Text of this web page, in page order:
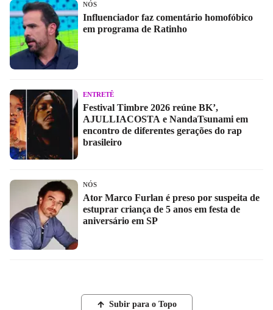
NÓS
Influenciador faz comentário homofóbico
em programa de Ratinho
ENTRETÊ
Festival Timbre 2026 reúne BK’,
AJULLIACOSTA e NandaTsunami em
encontro de diferentes gerações do rap
brasileiro
NÓS
Ator Marco Furlan é preso por suspeita de
estuprar criança de 5 anos em festa de
aniversário em SP
Subir para o Topo